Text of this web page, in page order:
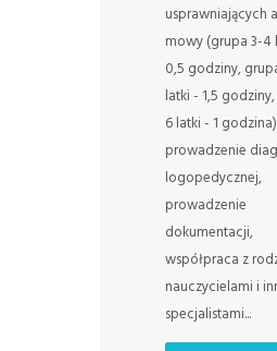
usprawniających
mowy (grupa 3-4
0,5 godziny,
latki - 1,5
6 latki - 1
prowadzenie
logopedycznej,
prowadzenie
dokumentacji,
współpraca z
nauczycielami i
specjalistami...